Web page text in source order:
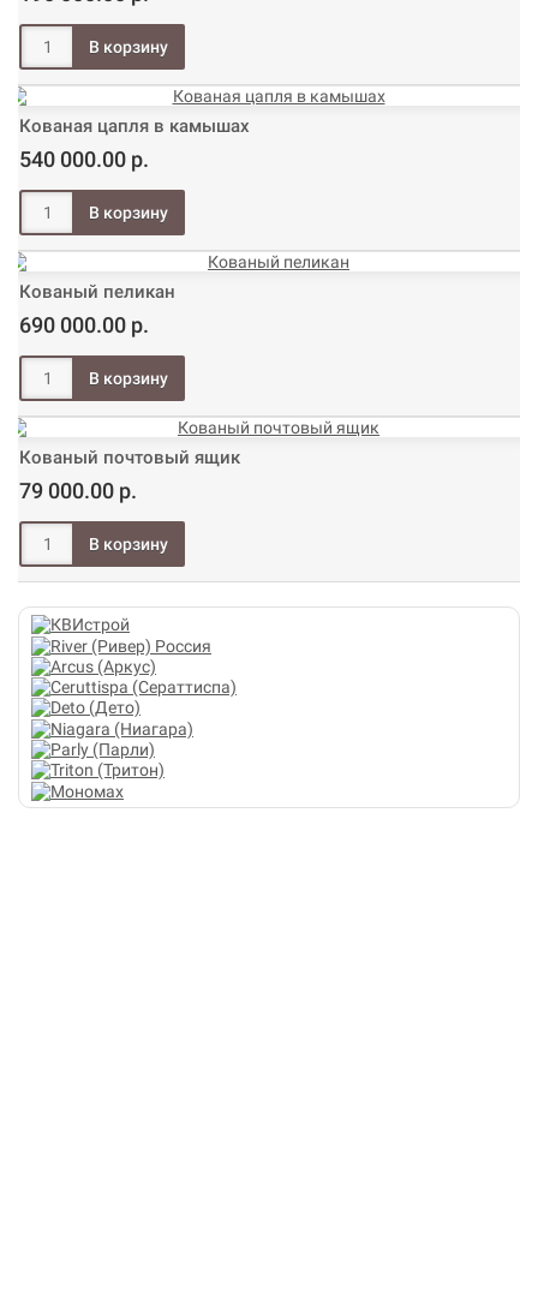
Кованая цапля в камышах
540 000.00 р.
Кованый пеликан
690 000.00 р.
Кованый почтовый ящик
79 000.00 р.